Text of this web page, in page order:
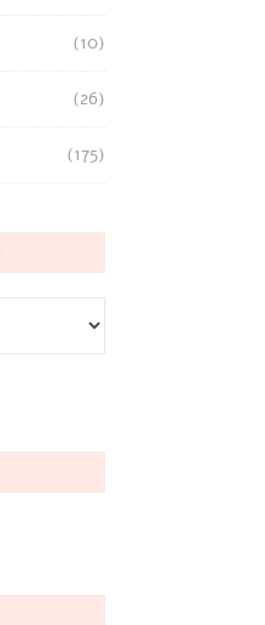
(10)
(26)
(175)